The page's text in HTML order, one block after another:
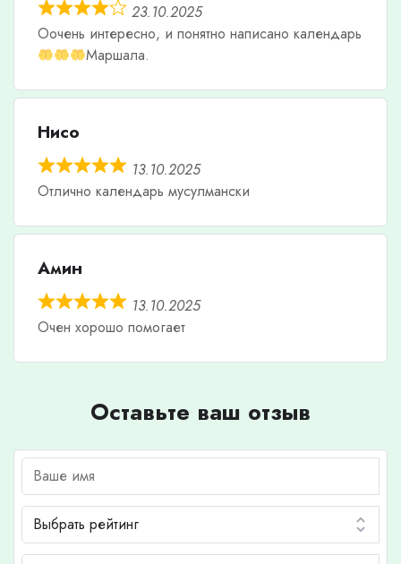
23.10.2025
Оочень интересно, и понятно написано календарь
Маршала.
Нисо
13.10.2025
Отлично календарь мусулмански
Амин
13.10.2025
Очен хорошо помогает
Оставьте ваш отзыв